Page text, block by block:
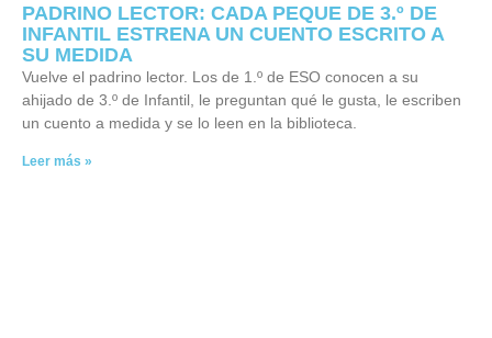
PADRINO LECTOR: CADA PEQUE DE 3.º DE
INFANTIL ESTRENA UN CUENTO ESCRITO A
SU MEDIDA
Vuelve el padrino lector. Los de 1.º de ESO conocen a su
ahijado de 3.º de Infantil, le preguntan qué le gusta, le escriben
un cuento a medida y se lo leen en la biblioteca.
Leer más »